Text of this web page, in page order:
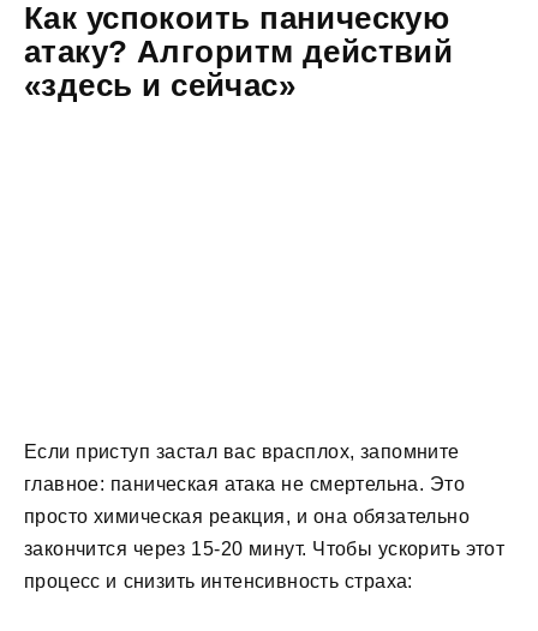
Как успокоить паническую
атаку? Алгоритм действий
«здесь и сейчас»
Если приступ застал вас врасплох, запомните
главное: паническая атака не смертельна. Это
просто химическая реакция, и она обязательно
закончится через 15-20 минут. Чтобы ускорить этот
процесс и снизить интенсивность страха: